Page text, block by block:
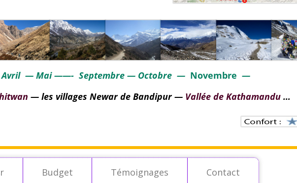
Avril — Mai ——-Septembre — Octobre — Novembre —
— les villages Newar de Bandipur — Vallée de Kathamandu …
Budget Témoignages Contact